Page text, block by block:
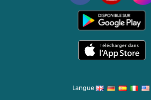
Langue